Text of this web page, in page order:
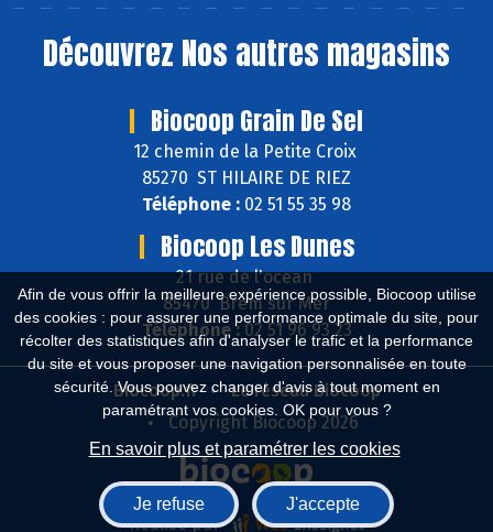
Afin de vous offrir la meilleure expérience possible, Biocoop utilise
des cookies : pour assurer une performance optimale du site, pour
récolter des statistiques afin d'analyser le trafic et la performance
du site et vous proposer une navigation personnalisée en toute
sécurité. Vous pouvez changer d'avis à tout moment en
paramétrant vos cookies. OK pour vous ?
En savoir plus et paramétrer les cookies
Je refuse J'accepte
Découvrez Nos autres magasins
Biocoop Grain De Sel
12 chemin de la Petite Croix
85270 ST HILAIRE DE RIEZ
Téléphone : 02 51 55 35 98
Biocoop Les Dunes
21 rue de l'ocean
85470 Brem sur Mer
Téléphone :02 51 96 93 23
Biocoop.fr
Le réseau Biocoop
Copyright Biocoop 2026
Réalisé par